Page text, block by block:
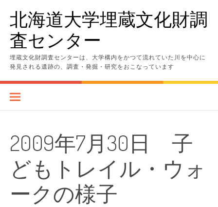
ッ
北海道大学埋蔵文化財調
査センター
埋蔵文化財調査センターは、大学構内をかつて流れていた川を中心に
発見される遺跡の、調査・発掘・研究をおこなっています
2009年7月30日 子
どもトレイル・ウォ
ークの様子